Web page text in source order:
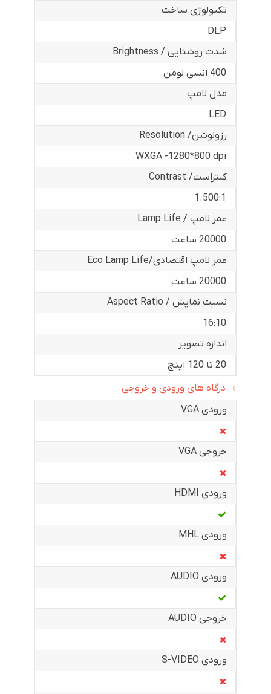
تکنولوژی ساخت
DLP
شدت روشنایی / Brightness
400 انسی لومن
مدل لامپ
LED
رزولوشن/ Resolution
WXGA -1280*800 dpi
کنتراست/ Contrast
1.500:1
عمر لامپ / Lamp Life
20000 ساعت
عمر لامپ اقتصادی/Eco Lamp Life
20000 ساعت
نسبت نمایش / Aspect Ratio
16:10
اندازه تصویر
20 تا 120 اینچ
درگاه های ورودی و خروجی
ورودی VGA
خروجی VGA
ورودی HDMI
ورودی MHL
ورودی AUDIO
خروجی AUDIO
ورودی S-VIDEO